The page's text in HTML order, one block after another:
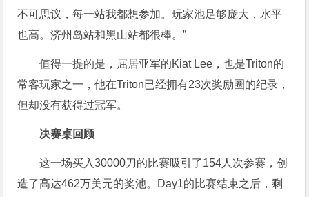
不可思议，每一站我都想参加。玩家池足够庞大，水平
也高。济州岛站和黑山站都很棒。”
值得一提的是，屈居亚军的Kiat Lee，也是Triton的
常客玩家之一，他在Triton已经拥有23次奖励圈的纪录，
但却没有获得过冠军。
决赛桌回顾
这一场买入30000刀的比赛吸引了154人次参赛，创
造了高达462万美元的奖池。Day1的比赛结束之后，剩